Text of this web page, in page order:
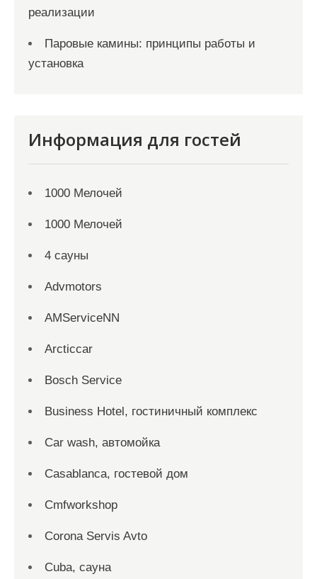
реализации
Паровые камины: принципы работы и
установка
Информация для гостей
1000 Мелочей
1000 Мелочей
4 сауны
Advmotors
AMServiceNN
Arcticcar
Bosch Service
Business Hotel, гостиничный комплекс
Car wash, автомойка
Casablanca, гостевой дом
Cmfworkshop
Corona Servis Avto
Cuba, сауна